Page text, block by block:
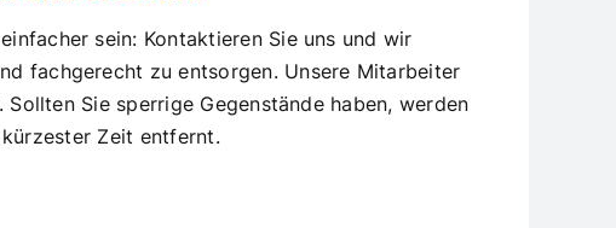
sein: Kontaktieren Sie uns und wir
fachgerecht zu entsorgen. Unsere Mitarbeiter
Sie sperrige Gegenstände haben, werden
Zeit entfernt.